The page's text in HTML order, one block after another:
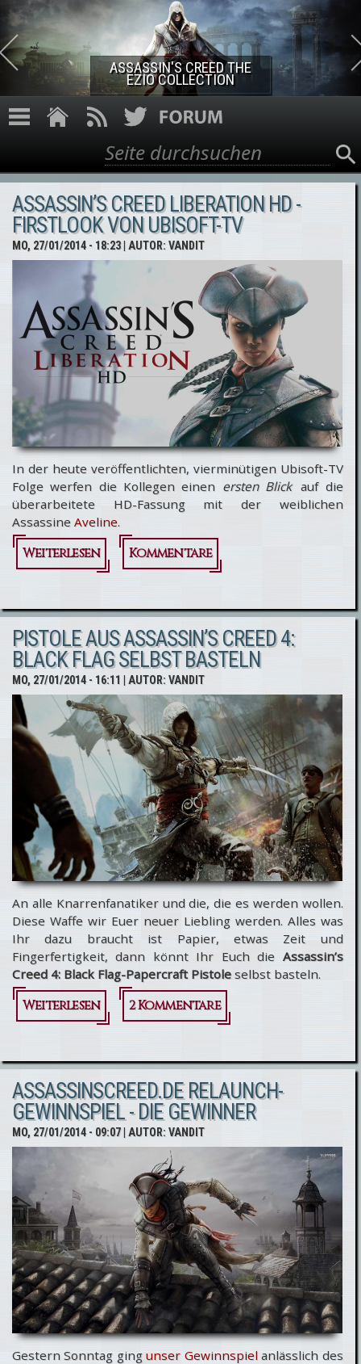
Direkt zum Inhalt
ASSASSIN'S CREED THE
EZIO COLLECTION
Suchformular
Suche
ASSASSIN’S CREED LIBERATION HD -
FIRSTLOOK VON UBISOFT-TV
MO, 27/01/2014 - 18:23| AUTOR:VANDIT
In der heute veröffentlichten, vierminütigen Ubisoft-TV
Folge werfen die Kollegen einen ersten Blick auf die
überarbeitete HD-Fassung mit der weiblichen
Assassine Aveline.
Weiterlesen
über
Creed
Liberation
HD -
Firstlook
von
Ubisoft-TV
Kommentare
PISTOLE AUS ASSASSIN’S CREED 4:
BLACK FLAG SELBST BASTELN
MO, 27/01/2014 - 16:11 | AUTOR:VANDIT
An alle Knarrenfanatiker und die, die es werden wollen.
Diese Waffe wir Euer neuer Liebling werden. Alles was
Ihr dazu braucht ist Papier, etwas Zeit und
Fingerfertigkeit, dann könnt Ihr Euch die Assassin’s
Creed 4: Black Flag-Papercraft Pistoleselbst basteln.
Weiterlesen
über
aus
Assassin’s
Creed 4:
Black
Flag
selbst
basteln
2 Kommentare
ASSASSINSCREED.DE RELAUNCH-
GEWINNSPIEL - DIE GEWINNER
MO, 27/01/2014 - 09:07| AUTOR:VANDIT
Gestern Sonntag gingunser Gewinnspielanlässlich des